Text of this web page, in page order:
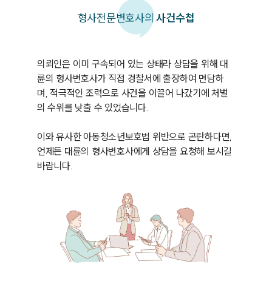
형사전문변호사의사건수첩
의뢰인은 이미 구속되어 있는 상태라 상담을 위해 대
륜의 형사변호사가 직접 경찰서에 출장하여 면담하
며, 적극적인 조력으로 사건을 이끌어 나갔기에 처벌
의 수위를 낮출 수 있었습니다.
이와 유사한 아동청소년보호법 위반으로 곤란하다면,
언제든 대륜의 형사변호사에게 상담을 요청해 보시길
바랍니다.